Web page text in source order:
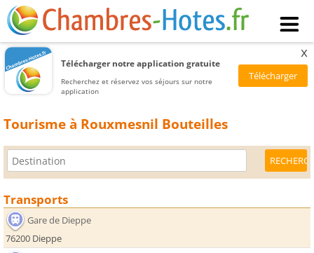
Télécharger notre application gratuite
Recherchez et réservez vos séjours sur notre
application
x
Tourisme à Rouxmesnil Bouteilles
Transports
Gare de Dieppe
76200 Dieppe